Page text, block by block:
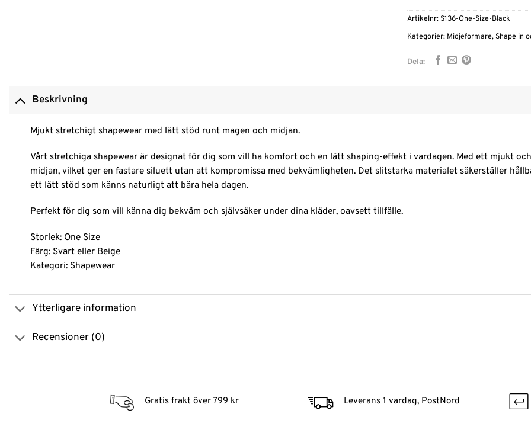
Artikelnr: S136-One-Size-Black
Kategorier: Midjeformare, Shape in
Dela:
Beskrivning
Mjukt stretchigt shapewear med lätt stöd runt magen och midjan.
Vårt stretchiga shapewear är designat för dig som vill ha komfort och en lätt shaping-effekt i vardagen. Med ett mjukt
midjan, vilket ger en fastare siluett utan att kompromissa med bekvämligheten. Det slitstarka materialet säkerställer
ett lätt stöd som känns naturligt att bära hela dagen.
Perfekt för dig som vill känna dig bekväm och självsäker under dina kläder, oavsett tillfälle.
Storlek: One Size
Färg: Svart eller Beige
Kategori: Shapewear
Ytterligare information
Recensioner (0)
Gratis frakt över 799 kr Leverans 1 vardag, PostNord